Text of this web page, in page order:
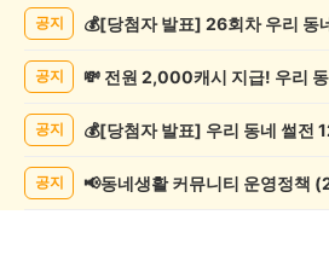
록
공지
공지
공지
공지 📢동네생활 커뮤니티 운영정책